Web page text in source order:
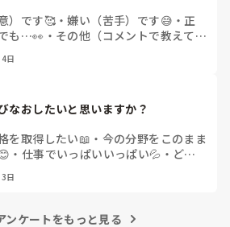
）です🥰・嫌い（苦手）です😅 ・ 正
も…👀 ・ その他（コメントで教えてく
日
なおしたいと思いますか？
を取得したい📖 ・ 今の分野をこのまま
・ 仕事でいっぱいいっぱい💦 ・ どん
い）
日
ンケートをもっと見る